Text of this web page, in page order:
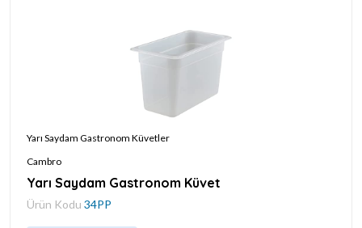
Yarı Saydam Gastronom Küvetler
Cambro
Yarı Saydam Gastronom Küvet
Ürün Kodu 34PP